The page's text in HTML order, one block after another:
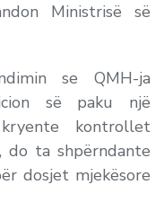
Ministrisë së
se QMH-ja
së paku një
kontrollet
do ta shpërndante
dosjet mjekësore